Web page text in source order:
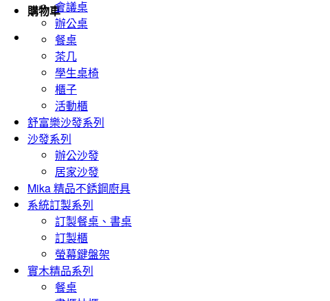
購物車會議桌
辦公桌
餐桌
茶几
學生桌椅
櫃子
活動櫃
舒富樂沙發系列
沙發系列
辦公沙發
居家沙發
Mika 精品不銹鋼廚具
系統訂製系列
訂製餐桌、書桌
訂製櫃
螢幕鍵盤架
實木精品系列
餐桌